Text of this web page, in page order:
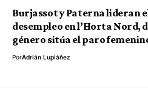
Burjassot y Paterna lideran
desempleo en l’Horta Nord,
género sitúa el paro
PorAdrián Lupiáñez